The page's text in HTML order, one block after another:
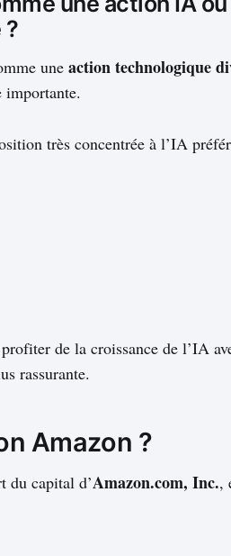
une action technologique
importante.
très concentrée à l’IA
de la croissance de l’IA
rassurante.
Amazon ?
du capital d’Amazon.com, Inc.,